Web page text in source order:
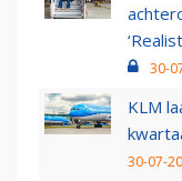
30-
KLM
30-07-